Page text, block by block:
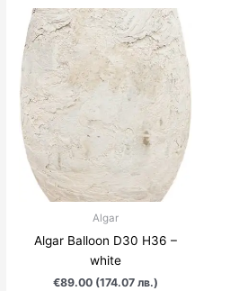
Algar
Algar Balloon D30 H36 –
white
€89.00 (174.07 лв.)